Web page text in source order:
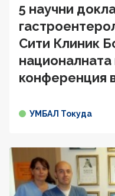
5 научни
Сити Клиник
националната
конференция
УМБАЛ Токуда